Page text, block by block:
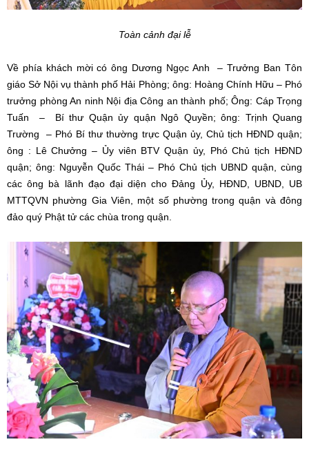
Toàn cảnh đại lễ
Về phía khách mời có ông Dương Ngọc Anh – Trưởng Ban Tôn
giáo Sở Nội vụ thành phố Hải Phòng; ông: Hoàng Chính Hữu – Phó
trưởng phòng An ninh Nội địa Công an thành phố; Ông: Cáp Trọng
Tuấn – Bí thư Quận ủy quận Ngô Quyền; ông: Trịnh Quang
Trường – Phó Bí thư thường trực Quận ủy, Chủ tịch HĐND quận;
ông : Lê Chưởng – Ủy viên BTV Quận ủy, Phó Chủ tịch HĐND
quận; ông: Nguyễn Quốc Thái – Phó Chủ tịch UBND quận, cùng
các ông bà lãnh đạo đại diện cho Đảng Ủy, HĐND, UBND, UB
MTTQVN phường Gia Viên, một số phường trong quận và đông
đảo quý Phật tử các chùa trong quận.